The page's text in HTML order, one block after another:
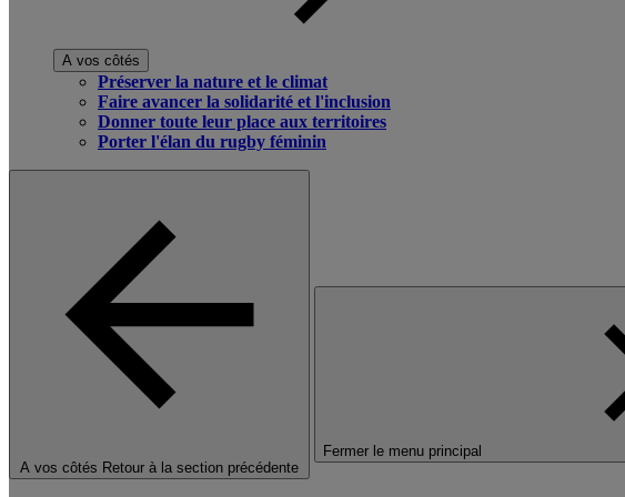
A vos côtés
Préserver la nature et le climat
Faire avancer la solidarité et l'inclusion
Donner toute leur place aux territoires
Porter l'élan du rugby féminin
A vos côtés Retour à la section précédente
Fermer le menu principal